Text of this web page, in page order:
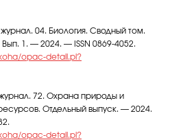
04. Биология. Сводный том.
1. — 2024. — ISSN 0869-4052.
opac-detail.pl?
72. Охрана природы и
Отдельный выпуск. — 2024.
opac-detail.pl?